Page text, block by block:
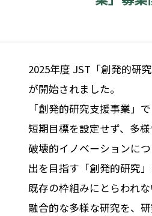
2025年度 JST「創発的研
が開始されました。
「創発的研究支援事業」
短期目標を設定せず、多
破壊的イノベーションに
出を目指す「創発的研究」
既存の枠組みにとらわれ
融合的な多様な研究を、